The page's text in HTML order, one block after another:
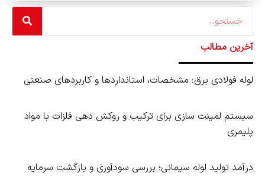
آخرین مطالب
لوله فولادی برق؛ مشخصات، استانداردها و کاربردهای صنعتی
سیستم لمینت‌ سازی برای ترکیب و روکش‌ دهی فلزات با مواد
پلیمری
درآمد تولید لوله سیمانی؛ بررسی سودآوری و بازگشت سرمایه